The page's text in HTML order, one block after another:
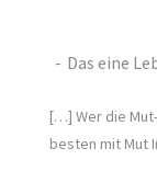
Das eine
[…] Wer die
besten mit Mut